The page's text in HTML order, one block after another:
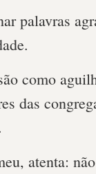
palavras
como
das
atenta: